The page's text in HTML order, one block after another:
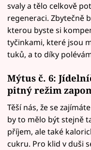
svaly a tělo celkově
regeneraci. Zbytečně
kterou byste si
tyčinkami, které jsou
tuků, a to díky
Mýtus č. 6:
pitný režim
Těší nás, že se
by to mělo být stejně
příjem, ale také
cukru. Pro klid v duši